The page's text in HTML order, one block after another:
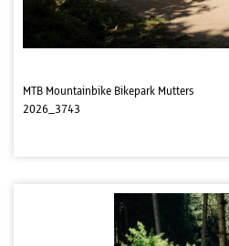
MTB Mountainbike Bikepark Mutters
2026_3743